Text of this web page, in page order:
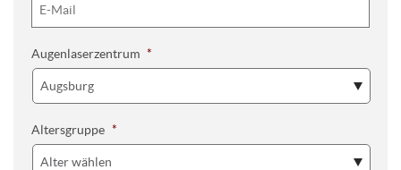
Augenlaserzentrum *
Altersgruppe *